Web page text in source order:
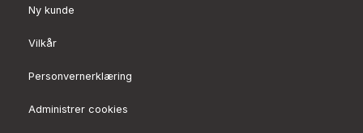
Ny kunde
Vilkår
Personvernerklæring
Administrer cookies